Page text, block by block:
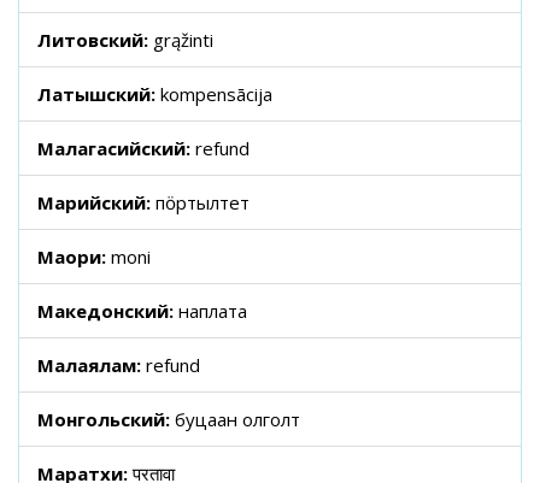
Литовский: grąžinti
Латышский: kompensācija
Малагасийский: refund
Марийский: пӧртылтет
Маори: moni
Македонский: наплата
Малаялам: refund
Монгольский: буцаан олголт
Маратхи:परतावा